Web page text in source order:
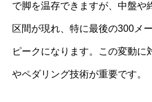
で脚を温存できますが、中盤や
区間が現れ、特に最後の300メ
ピークになります。この変動に
やペダリング技術が重要です。